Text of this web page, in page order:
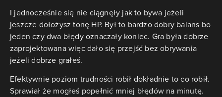
I jednocześnie się nie ciągnęły jak to bywa jeżeli
jeszcze dołożysz tonę HP. Był to bardzo dobry balans bo
jeden czy dwa błędy oznaczały koniec. Gra była dobrze
zaprojektowana więc dało się przejść bez obrywania
jeżeli dobrze grałeś.
Efektywnie poziom trudności robił dokładnie to co robił.
Sprawiał że mogłeś popełnić mniej błędów na minutę.